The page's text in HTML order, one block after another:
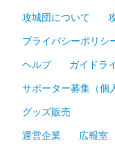
沼田城跡 御
販売終了
沼田城址 御
攻城団について
プライバシーポリシ
ヘルプ
ガイドラ
サポーター募集（個
グッズ販売
運営企業
広報室